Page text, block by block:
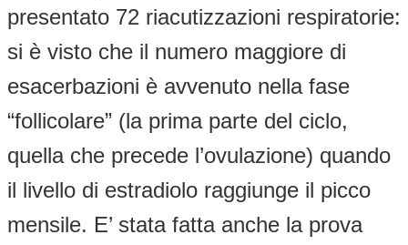
presentato 72 riacutizzazioni respiratorie:
si è visto che il numero maggiore di
esacerbazioni è avvenuto nella fase
“follicolare” (la prima parte del ciclo,
quella che precede l’ovulazione) quando
il livello di estradiolo raggiunge il picco
mensile. E’ stata fatta anche la prova